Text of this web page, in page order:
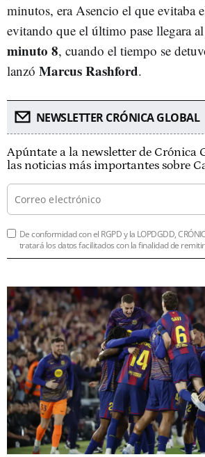
minutos, era Asencio el que evitaba
evitando que el último pase llegara
minuto 8, cuando el tiempo se
lanzó Marcus Rashford.
NEWSLETTER CRÓNICA GLOBAL
Apúntate a la newsletter de Crónica
las noticias más importantes sobre
De conformidad con el RGPD y la LOPDGDD,
tratará los datos facilitados con la finalidad de